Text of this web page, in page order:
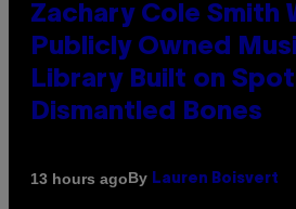
Zachary Cole Smith
Publicly Owned
Library Built on
Dismantled Bones
13 hours agoBy Lauren Boisvert